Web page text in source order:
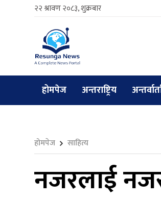
२२ श्रावण २०८३, शुक्रबार
होमपेज अन्तराष्ट्रिय
होमपेज साहित्य
नजरलाई